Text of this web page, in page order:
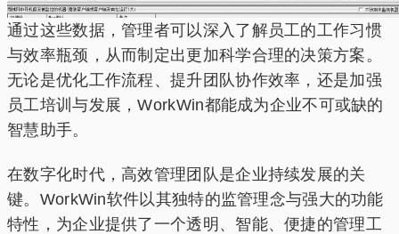
通过这些数据，管理者可以深入了解员工的工作习惯
与效率瓶颈，从而制定出更加科学合理的决策方案。
无论是优化工作流程、提升团队协作效率，还是加强
员工培训与发展，WorkWin都能成为企业不可或缺的
智慧助手。
在数字化时代，高效管理团队是企业持续发展的关
键。WorkWin软件以其独特的监管理念与强大的功能
特性，为企业提供了一个透明、智能、便捷的管理工